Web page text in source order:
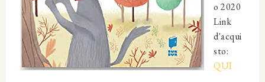
o 2020
Link
d'acqui
sto:
QUI